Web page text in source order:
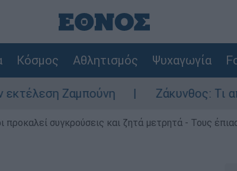
Κόσμος Αθλητισμός Ψυχαγωγία
Ζαμπούνη Ζάκυνθος: Τι απαντά
προκαλεί συγκρούσεις και ζητά μετρητά - Τους